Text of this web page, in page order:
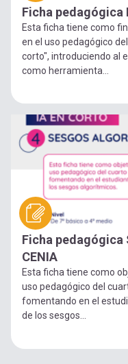
Ficha
Esta ficha tiene como
en el uso pedagógico
corto", introduciendo al
como herramienta...
Ficha
CENIA
Esta ficha tiene como
uso pedagógico del
fomentando en el
de los sesgos...